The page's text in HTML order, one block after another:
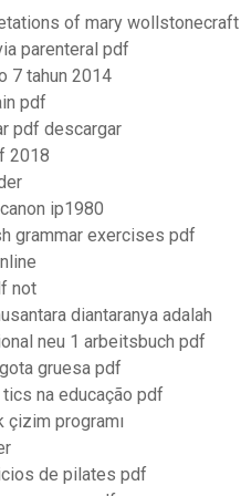
of mary
parenteral pdf
7 tahun 2014
pdf
pdf descargar
2018
ip1980
grammar exercises pdf
not
diantaranya adalah
neu 1 arbeitsbuch pdf
gruesa pdf
na educação pdf
çizim programı
de pilates pdf